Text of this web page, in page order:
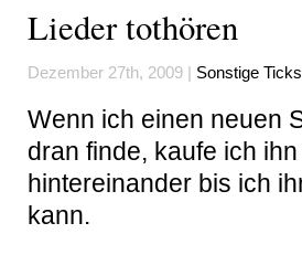
Lieder tothören
Dezember 27th, 2009 | Sonstige Ticks
Wenn ich einen neuen
dran finde, kaufe ich
hintereinander bis ich
kann.